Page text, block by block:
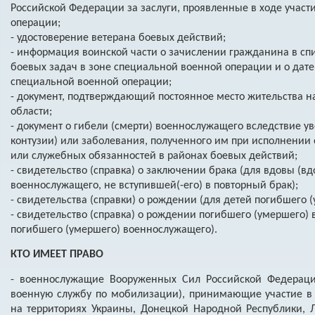
Российской Федерации за заслуги, проявленные в ходе
операции;
- удостоверение ветерана боевых действий;
- информация воинской части о зачислении гражданина в
боевых задач в зоне специальной военной операции и о
специальной военной операции;
- документ, подтверждающий постоянное место жительства
области;
- документ о гибели (смерти) военнослужащего вследствие
контузии) или заболевания, полученного им при
или служебных обязанностей в районах боевых действий;
- свидетельство (справка) о заключении брака (для вдовы
военнослужащего, не вступившей(-его) в повторный брак);
- свидетельства (справки) о рождении (для детей погибшего
- свидетельство (справка) о рождении погибшего
погибшего (умершего) военнослужащего).
КТО ИМЕЕТ ПРАВО
- военнослужащие Вооруженных Сил Российской
военную службу по мобилизации), принимающие участие
на территориях Украины, Донецкой Народной Республики,